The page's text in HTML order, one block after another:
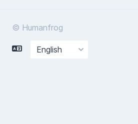
© Humanfrog